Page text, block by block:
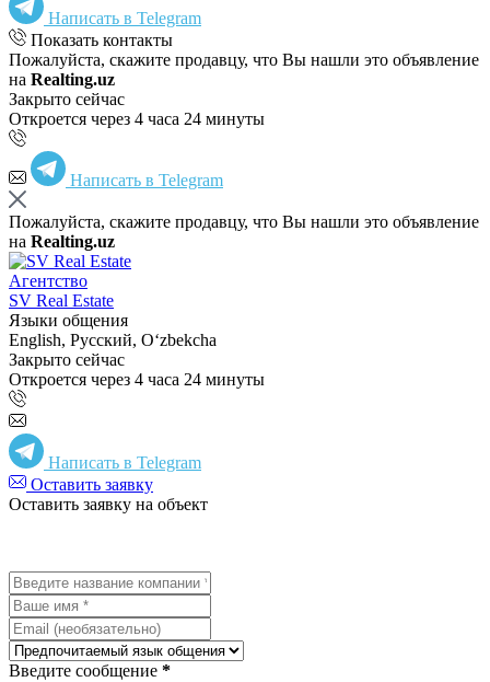
Написать в Telegram
Показать контакты
Пожалуйста, скажите продавцу, что Вы нашли это объявление
на Realting.uz
Закрыто сейчас
Откроется через 4 часа 24 минуты
Написать в Telegram
Пожалуйста, скажите продавцу, что Вы нашли это объявление
на Realting.uz
Агентство
SV Real Estate
Языки общения
English, Русский, Oʻzbekcha
Закрыто сейчас
Откроется через 4 часа 24 минуты
Написать в Telegram
Оставить заявку
Оставить заявку на объект
Введите сообщение *